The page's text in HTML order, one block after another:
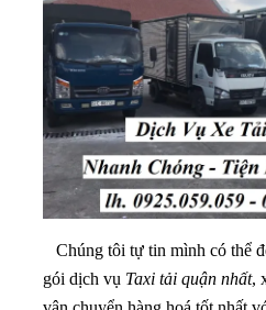
Chúng tôi tự tin mình có thể
gói dịch vụ Taxi tải quận nhất,